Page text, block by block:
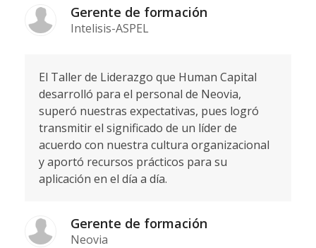
Gerente de formación
Intelisis-ASPEL
El Taller de Liderazgo que Human Capital
desarrolló para el personal de Neovia,
superó nuestras expectativas, pues logró
transmitir el significado de un líder de
acuerdo con nuestra cultura organizacional
y aportó recursos prácticos para su
aplicación en el día a día.
Gerente de formación
Neovia